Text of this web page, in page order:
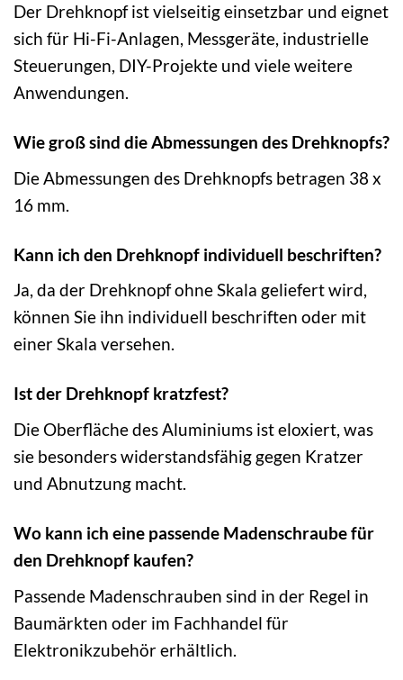
Der Drehknopf ist vielseitig einsetzbar und eignet
sich für Hi-Fi-Anlagen, Messgeräte, industrielle
Steuerungen, DIY-Projekte und viele weitere
Anwendungen.
Wie groß sind die Abmessungen des Drehknopfs?
Die Abmessungen des Drehknopfs betragen 38 x
16 mm.
Kann ich den Drehknopf individuell beschriften?
Ja, da der Drehknopf ohne Skala geliefert wird,
können Sie ihn individuell beschriften oder mit
einer Skala versehen.
Ist der Drehknopf kratzfest?
Die Oberfläche des Aluminiums ist eloxiert, was
sie besonders widerstandsfähig gegen Kratzer
und Abnutzung macht.
Wo kann ich eine passende Madenschraube für
den Drehknopf kaufen?
Passende Madenschrauben sind in der Regel in
Baumärkten oder im Fachhandel für
Elektronikzubehör erhältlich.